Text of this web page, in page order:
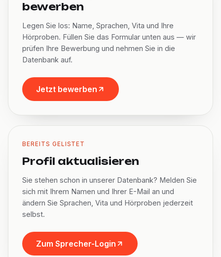
bewerben
Legen Sie los: Name, Sprachen, Vita und Ihre
Hörproben. Füllen Sie das Formular unten aus — wir
prüfen Ihre Bewerbung und nehmen Sie in die
Datenbank auf.
Jetzt bewerben
BEREITS GELISTET
Profil aktualisieren
Sie stehen schon in unserer Datenbank? Melden Sie
sich mit Ihrem Namen und Ihrer E-Mail an und
ändern Sie Sprachen, Vita und Hörproben jederzeit
selbst.
Zum Sprecher-Login